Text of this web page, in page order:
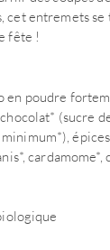
cet entremets
fête !
en poudre
(sucre
cardamome*,